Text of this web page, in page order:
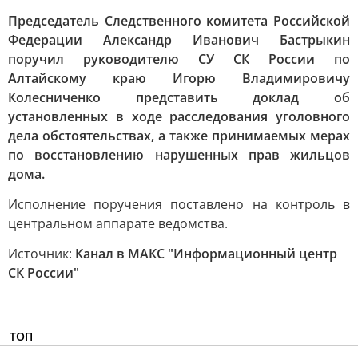
Председатель Следственного комитета Российской
Федерации Александр Иванович Бастрыкин
поручил руководителю СУ СК России по
Алтайскому краю Игорю Владимировичу
Колесниченко представить доклад об
установленных в ходе расследования уголовного
дела обстоятельствах, а также принимаемых мерах
по восстановлению нарушенных прав жильцов
дома.
Исполнение поручения поставлено на контроль в
центральном аппарате ведомства.
Источник: Канал в МАКС "Информационный центр
СК России"
ТОП